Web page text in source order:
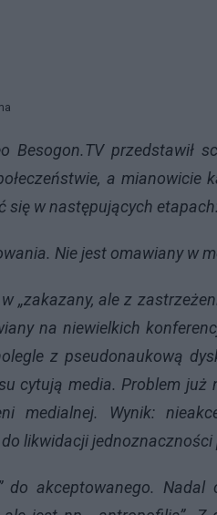
Besogon.TV przedstawił
a mianowicie
się w następujących
Nie jest omawiany w
„zakazany, ale z
na niewielkich
z pseudonaukową
cytują media. Problem
medialnej. Wynik:
likwidacji
do akceptowanego.